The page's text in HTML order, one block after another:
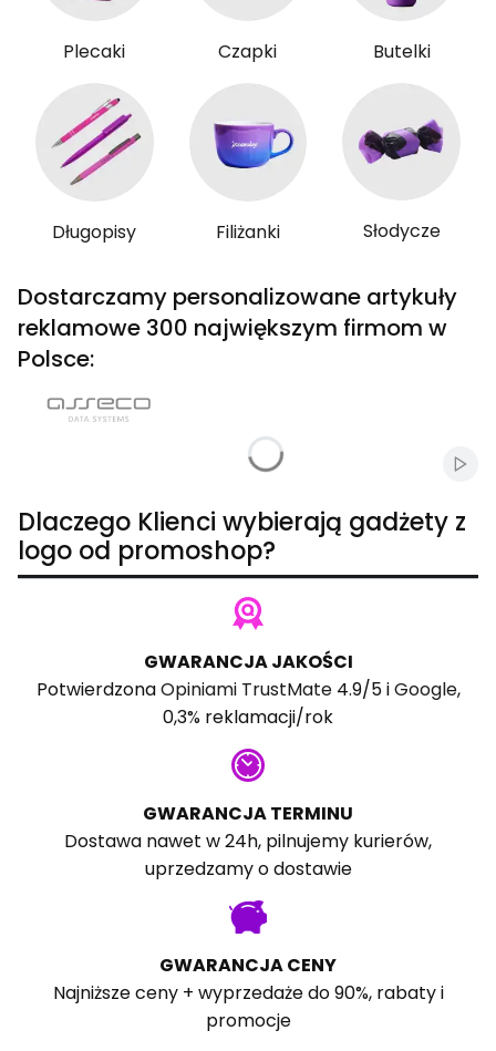
Plecaki Czapki Butelki
Długopisy Filiżanki Słodycze
Dostarczamy personalizowane artykuły
reklamowe 300 największym firmom w
Polsce:
Dlaczego Klienci wybierają gadżety z
logo od promoshop?
GWARANCJA JAKOŚCI
PotwierdzonaOpiniami TrustMate4.9/5 iGoogle,
0,3% reklamacji/rok
GWARANCJA TERMINU
Dostawa nawet w 24h, pilnujemy kurierów,
uprzedzamy o dostawie
GWARANCJA CENY
Najniższe ceny + wyprzedaże do 90%, rabaty i
promocje